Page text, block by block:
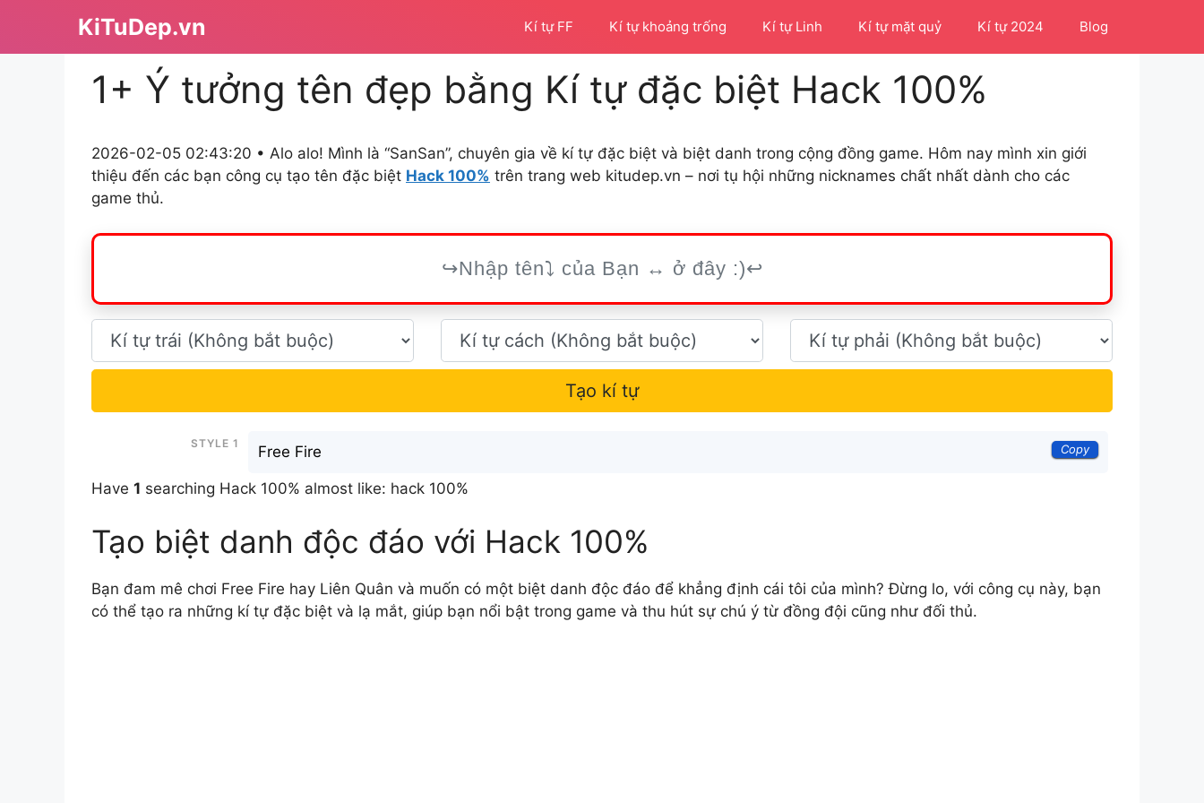
nội
KiTuDep.vn Kí tự FF Kí tự khoảng trống Kí tự Linh Kí tự mặt quỷ Kí tự 2024 Blog
1+ Ý tưởng tên đẹp bằng Kí tự đặc biệt Hack 100%
2026-02-05 02:43:20 • Alo alo! Mình là “SanSan”, chuyên gia về kí tự đặc biệt và biệt danh trong cộng đồng game. Hôm nay mình xin giới
thiệu đến các bạn công cụ tạo tên đặc biệt Hack 100% trên trang web kitudep.vn – nơi tụ hội những nicknames chất nhất dành cho các
game thủ.
Tạo kí tự
Style 1
Free Fire Copy
Have 1 searching Hack 100% almost like: hack 100%
Tạo biệt danh độc đáo với Hack 100%
Bạn đam mê chơi Free Fire hay Liên Quân và muốn có một biệt danh độc đáo để khẳng định cái tôi của mình? Đừng lo, với công cụ này, bạn
có thể tạo ra những kí tự đặc biệt và lạ mắt, giúp bạn nổi bật trong game và thu hút sự chú ý từ đồng đội cũng như đối thủ.